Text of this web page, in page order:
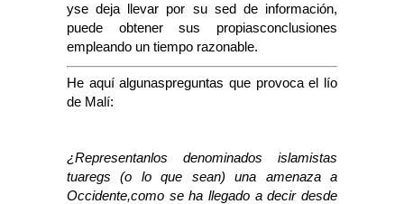
yse deja llevar por su sed de información,
puede obtener sus propiasconclusiones
empleando un tiempo razonable.
He aquí algunaspreguntas que provoca el lío
de Malí:
¿Representanlos denominados islamistas
tuaregs (o lo que sean) una amenaza a
Occidente,como se ha llegado a decir desde